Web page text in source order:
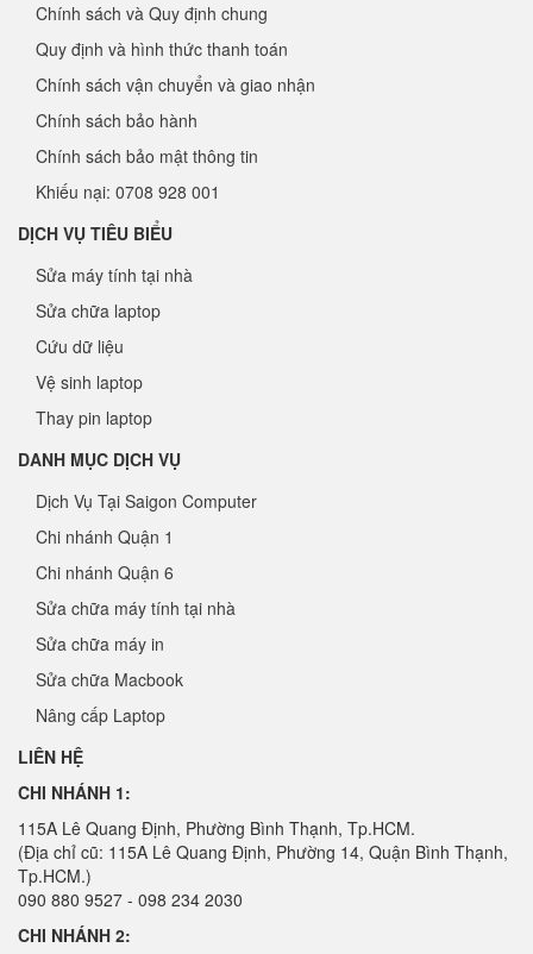
Chính sách và Quy định chung
Quy định và hình thức thanh toán
Chính sách vận chuyển và giao nhận
Chính sách bảo hành
Chính sách bảo mật thông tin
Khiếu nại: 0708 928 001
DỊCH VỤ TIÊU BIỂU
Sửa máy tính tại nhà
Sửa chữa laptop
Cứu dữ liệu
Vệ sinh laptop
Thay pin laptop
DANH MỤC DỊCH VỤ
Dịch Vụ Tại Saigon Computer
Chi nhánh Quận 1
Chi nhánh Quận 6
Sửa chữa máy tính tại nhà
Sửa chữa máy in
Sửa chữa Macbook
Nâng cấp Laptop
LIÊN HỆ
CHI NHÁNH 1:
115A Lê Quang Định, Phường Bình Thạnh, Tp.HCM.
(Địa chỉ cũ: 115A Lê Quang Định, Phường 14, Quận Bình Thạnh,
Tp.HCM.)
090 880 9527 - 098 234 2030
CHI NHÁNH 2: